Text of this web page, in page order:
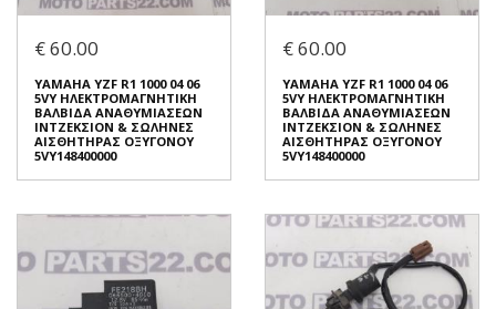
Σε Απόθεμα: 1
Κατάσταση:
Μεταχειρισμένο
Προέλευση:Original
Νούμερο Αγγελίας (SKU):
Συνδεθείτε για αγορά
ΔΙΑΚΟΠΤΗΣ ΠΛΑΙΝΟΥ
5PX825665
Σε Απόθεμα: 1
Κατάσταση:
Μεταχειρισμένο
Προέλευση:Original
47184
€ 60.00
YAMAHA YZF R1 1000 04 06
5VY ΗΛΕΚΤΡΟΜΑΓΝΗΤΙΚΗ
ΒΑΛΒΙΔΑ ΑΝΑΘΥΜΙΑΣΕΩΝ
ΙΝΤΖΕΚΣΙΟΝ & ΣΩΛΗΝΕΣ
ΑΙΣΘΗΤΗΡΑΣ ΟΞΥΓΟΝΟΥ
5VY148400000
€ 60.00
YAMAHA YZF R1 1000 04 06
5VY ΗΛΕΚΤΡΟΜΑΓΝΗΤΙΚΗ
ΒΑΛΒΙΔΑ ΑΝΑΘΥΜΙΑΣΕΩΝ
ΙΝΤΖΕΚΣΙΟΝ & ΣΩΛΗΝΕΣ
ΑΙΣΘΗΤΗΡΑΣ ΟΞΥΓΟΝΟΥ
5VY148400000